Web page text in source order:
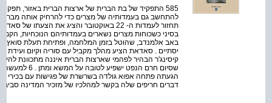
585 התפקיד של בת הברית של ארצות הברית באזור,
להתחשב גם בעמדותיה של מצרים כדי להרחיק אותה
תחזור לעמדות ה- 22 באוקטובר והציג את
בסיני כשכוחות מצרים נשארים בעמדותיהם הנוכחיות,
באב אלמנדב, שהוטל בזמן המלחמה, ופתיחת תעלת סואץ .
קיסינג'ר הבהיר לפהמי שארצות הברית איננה מתכוונת
שסיום חרם
הגעתה פתחה אפוא גולדה בשרשרת של פגישות עם בכירי
דברים חריפים שלה בקשר למהלכיו של מזכיר המדינה